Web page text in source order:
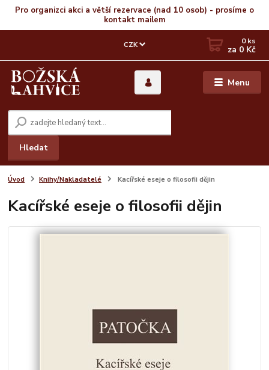
Pro organizci akci a větší rezervace (nad 10 osob) - prosíme o
kontakt mailem
Menu
CZK
Hledat
0ks
za 0 Kč
Úvod Knihy/Nakladatelé Kacířské eseje o filosofii dějin
Kacířské eseje o filosofii dějin